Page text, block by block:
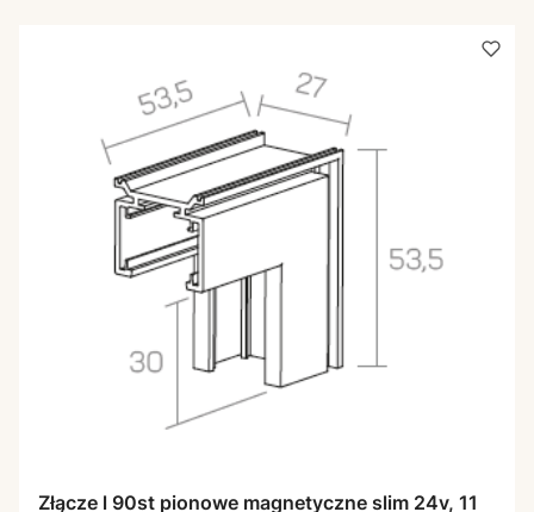
Złącze l 90st pionowe magnetyczne slim 24v, 11